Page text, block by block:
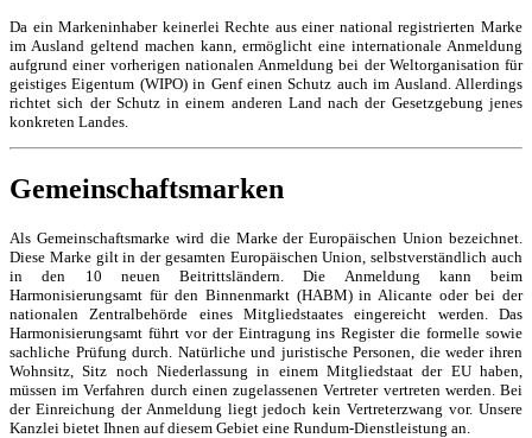
Da ein Markeninhaber keinerlei Rechte aus einer national registrierten Marke
im Ausland geltend machen kann, ermöglicht eine internationale Anmeldung
aufgrund einer vorherigen nationalen Anmeldung bei der Weltorganisation für
geistiges Eigentum (WIPO) in Genf einen Schutz auch im Ausland. Allerdings
richtet sich der Schutz in einem anderen Land nach der Gesetzgebung jenes
konkreten Landes.
Gemeinschaftsmarken
Als Gemeinschaftsmarke wird die Marke der Europäischen Union bezeichnet.
Diese Marke gilt in der gesamten Europäischen Union, selbstverständlich auch
in den 10 neuen Beitrittsländern. Die Anmeldung kann beim
Harmonisierungsamt für den Binnenmarkt (HABM) in Alicante oder bei der
nationalen Zentralbehörde eines Mitgliedstaates eingereicht werden. Das
Harmonisierungsamt führt vor der Eintragung ins Register die formelle sowie
sachliche Prüfung durch. Natürliche und juristische Personen, die weder ihren
Wohnsitz, Sitz noch Niederlassung in einem Mitgliedstaat der EU haben,
müssen im Verfahren durch einen zugelassenen Vertreter vertreten werden. Bei
der Einreichung der Anmeldung liegt jedoch kein Vertreterzwang vor. Unsere
Kanzlei bietet Ihnen auf diesem Gebiet eine Rundum-Dienstleistung an.